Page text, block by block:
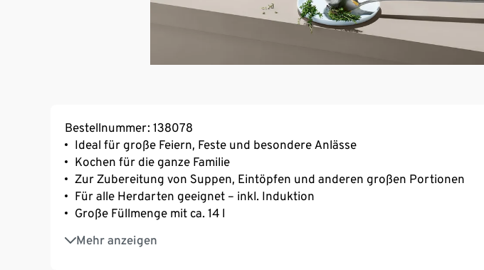
Bestellnummer: 138078
Ideal für große Feiern, Feste und besondere Anlässe
Kochen für die ganze Familie
Zur Zubereitung von Suppen, Eintöpfen und anderen großen Portionen
Für alle Herdarten geeignet – inkl. Induktion
Große Füllmenge mit ca. 14 l
Mehr anzeigen
Mit Edelstahl-Deckel – lange Haltbarkeit und besonders hygienisch
Dosierhilfe mit innenliegender Skalierung bis 12 l